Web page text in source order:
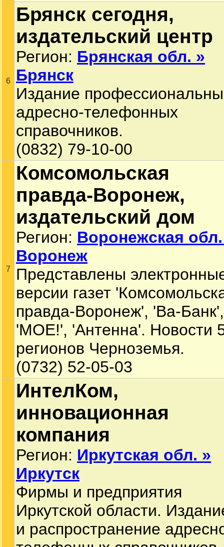
6
Брянск сегодня,
издательский центр
Регион: Брянская обл. »
Брянск
Издание
адресно-телефонных
справочников.
(0832) 79-10-00
7
Комсомольская
правда-Воронеж,
издательский дом
Регион: Воронежская
Воронеж
Представлены
версии газет
правда-Воронеж', 'Ва-Банк',
'МОЕ!', 'Антенна'. Новости
регионов Черноземья.
(0732) 52-05-03
ИнтелКом,
инновационная
компания
Регион: Иркутская обл. »
Иркутск
Фирмы и предприятия
Иркутской области.
и распространение